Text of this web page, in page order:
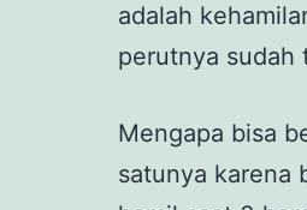
adalah
perutnya sudah
Mengapa bisa
satunya karena